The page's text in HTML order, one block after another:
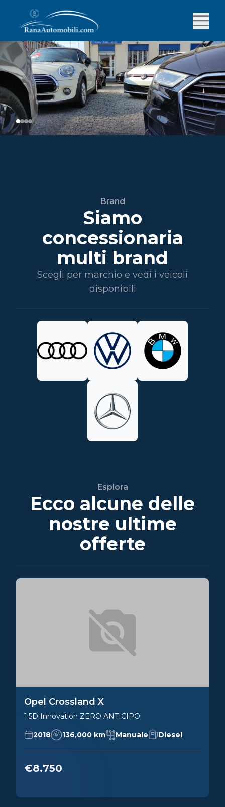
Brand
Siamo
concessionaria
multi brand
Scegli per marchio e vedi i veicoli
disponibili
Esplora
Ecco alcune delle
nostre ultime
offerte
Opel Crossland X
1.5D Innovation ZERO ANTICIPO
2018 136,000 km Manuale Diesel
€8.750